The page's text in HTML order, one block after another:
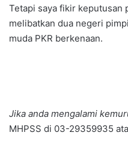
Tetapi saya fikir keputusan
melibatkan dua negeri
muda PKR berkenaan.
Jika anda mengalami
MHPSS di 03-29359935